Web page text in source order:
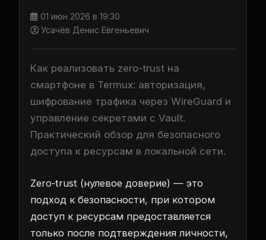
01 июн 2026 в 19:30
Усачёв Денис Евгеньевич
Как реализовать zero-trust на
смартфоне в Termux: авторизация,
шифрование трафика через WireGuard и
управление секретами с Vault.
Практический обзор для безопасного
доступа к ресурсам в локальной сети.
Zero‑trust (нулевое доверие) — это
подход к безопасности, при котором
доступ к ресурсам предоставляется
только после подтверждения личности,